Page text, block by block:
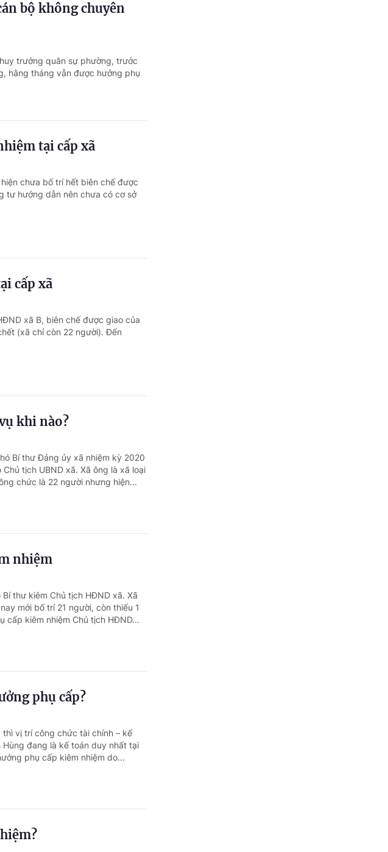
bộ không chuyên
trưởng quân sự phường, trước
hằng tháng vẫn được hưởng phụ
tại cấp xã
chưa bố trí hết biên chế được
tư hướng dẫn nên chưa có cơ sở
cấp xã
xã B, biên chế được giao của
(xã chỉ còn 22 người). Đến
khi nào?
Bí thư Đảng ủy xã nhiệm kỳ 2020
tịch UBND xã. Xã ông là xã loại
chức là 22 người nhưng hiện...
nhiệm
thư kiêm Chủ tịch HĐND xã. Xã
mới bố trí 21 người, còn thiếu 1
cấp kiêm nhiệm Chủ tịch HĐND...
phụ cấp?
thì vị trí công chức tài chính – kế
đang là kế toán duy nhất tại
phụ cấp kiêm nhiệm do...